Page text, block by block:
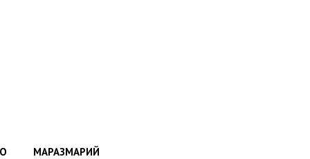
МАРАЗМАРИЙ